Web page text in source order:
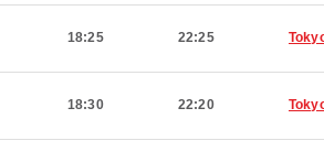
18:25 22:25
18:30 22:20